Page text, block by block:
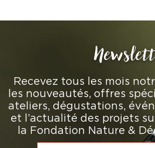
Recevez tous les mois
les nouveautés, offres
ateliers, dégustations,
et l’actualité des projets
la Fondation Nature &